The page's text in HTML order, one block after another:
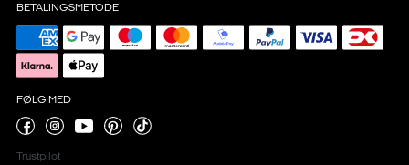
BETALINGSMETODE
FØLG MED
Trustpilot